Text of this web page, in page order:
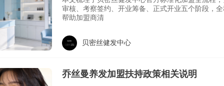
审核、考察签约、开业筹备、正式开业五个阶段，
帮助加盟商清
贝密丝健发中心
乔丝曼养发加盟扶持政策相关说明